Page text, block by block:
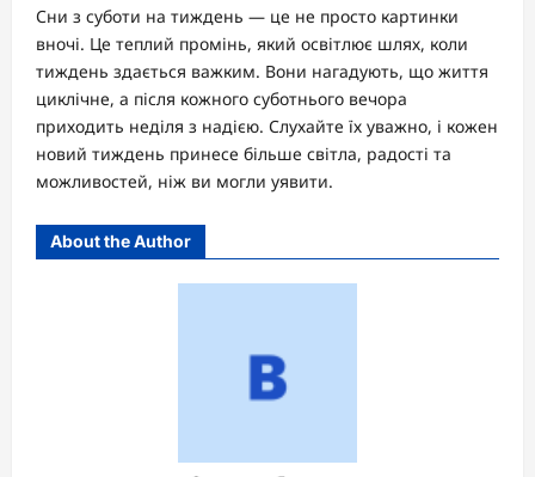
Сни з суботи на тиждень — це не просто картинки
вночі. Це теплий промінь, який освітлює шлях, коли
тиждень здається важким. Вони нагадують, що життя
циклічне, а після кожного суботнього вечора
приходить неділя з надією. Слухайте їх уважно, і кожен
новий тиждень принесе більше світла, радості та
можливостей, ніж ви могли уявити.
About the Author